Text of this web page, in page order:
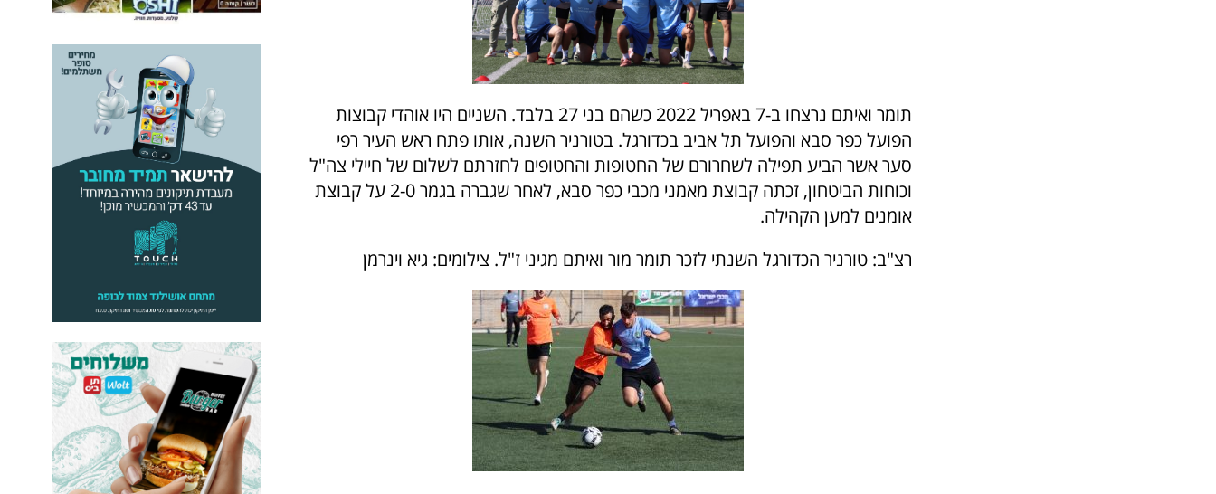
תומר ואיתם נרצחו ב-7 באפריל 2022 כשהם בני 27 בלבד. השניים היו אוהדי קבוצות
הפועל כפר סבא והפועל תל אביב בכדורגל. בטורניר השנה, אותו פתח ראש העיר רפי
סער אשר הביע תפילה לשחרורם של החטופות והחטופים לחזרתם לשלום של חיילי צה"ל
וכוחות הביטחון, זכתה קבוצת מאמני מכבי כפר סבא, לאחר שגברה בגמר 2-0 על קבוצת
אומנים למען הקהילה.
רצ"ב: טורניר הכדורגל השנתי לזכר תומר מור ואיתם מגיני ז"ל. צילומים: גיא וינרמן